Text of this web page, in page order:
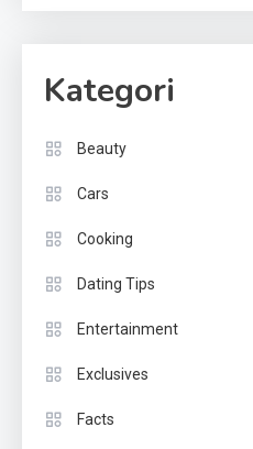
Kategori
Beauty
Cars
Cooking
Dating Tips
Entertainment
Exclusives
Facts